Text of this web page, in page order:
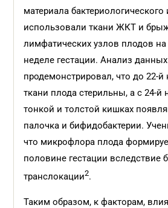
материала
использовали ткани ЖКТ и
лимфатических узлов плодов на
неделе гестации. Анализ данных
продемонстрировал, что до 22-й
ткани плода стерильны, а с 24-й
тонкой и толстой кишках
палочка и бифидобактерии.
что микрофлора плода
половине гестации вследствие
транслокации2.
Таким образом, к факторам,